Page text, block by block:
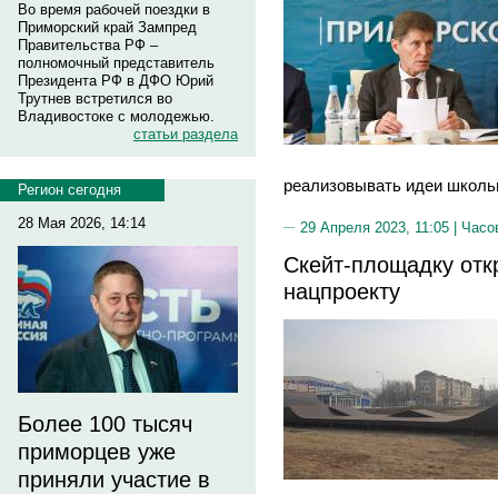
Во время рабочей поездки в
Приморский край Зампред
Правительства РФ –
полномочный представитель
Президента РФ в ДФО Юрий
Трутнев встретился во
Владивостоке с молодежью.
статьи раздела
Регион сегодня
28 Мая 2026, 14:14
Более 100 тысяч
приморцев уже
приняли участие в
реализовывать идеи
29 Апреля 2023, 11:05 |
Скейт-площадку
нацпроекту